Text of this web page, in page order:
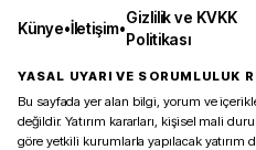
Künye•İletişim•
Gizlilik ve KVKK
Politikası
YASAL UYARI VE SORUMLULUK
Bu sayfada yer alan bilgi, yorum ve
değildir. Yatırım kararları, kişisel mali
göre yetkili kurumlarla yapılacak yatırım